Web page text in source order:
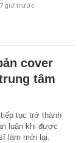
7 giờ trước
cover
tâm
tục trở thành
luận khi được
làm mới lại.